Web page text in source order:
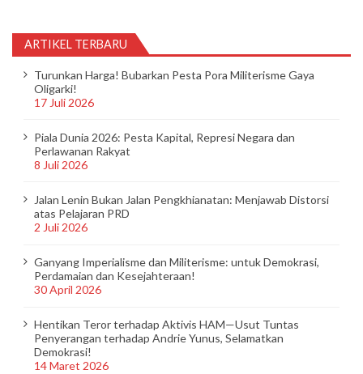
ARTIKEL TERBARU
Turunkan Harga! Bubarkan Pesta Pora Militerisme Gaya
Oligarki!
17 Juli 2026
Piala Dunia 2026: Pesta Kapital, Represi Negara dan
Perlawanan Rakyat
8 Juli 2026
Jalan Lenin Bukan Jalan Pengkhianatan: Menjawab Distorsi
atas Pelajaran PRD
2 Juli 2026
Ganyang Imperialisme dan Militerisme: untuk Demokrasi,
Perdamaian dan Kesejahteraan!
30 April 2026
Hentikan Teror terhadap Aktivis HAM—Usut Tuntas
Penyerangan terhadap Andrie Yunus, Selamatkan
Demokrasi!
14 Maret 2026